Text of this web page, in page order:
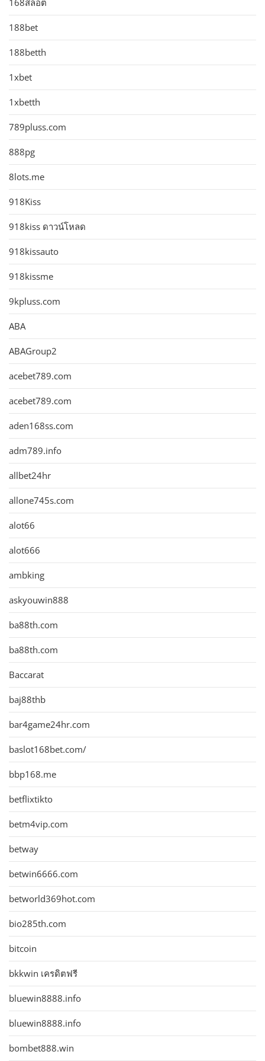
168สล็อต
188bet
188betth
1xbet
1xbetth
789pluss.com
888pg
8lots.me
918Kiss
918kiss ดาวน์โหลด
918kissauto
918kissme
9kpluss.com
ABA
ABAGroup2
acebet789.com
acebet789.com
aden168ss.com
adm789.info
allbet24hr
allone745s.com
alot66
alot666
ambking
askyouwin888
ba88th.com
ba88th.com
Baccarat
baj88thb
bar4game24hr.com
baslot168bet.com/
bbp168.me
betflixtikto
betm4vip.com
betway
betwin6666.com
betworld369hot.com
bio285th.com
bitcoin
bkkwin เครดิตฟรี
bluewin8888.info
bluewin8888.info
bombet888.win